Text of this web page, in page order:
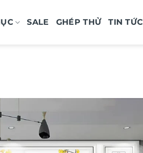
SALE GHÉP THỬ TIN TỨC